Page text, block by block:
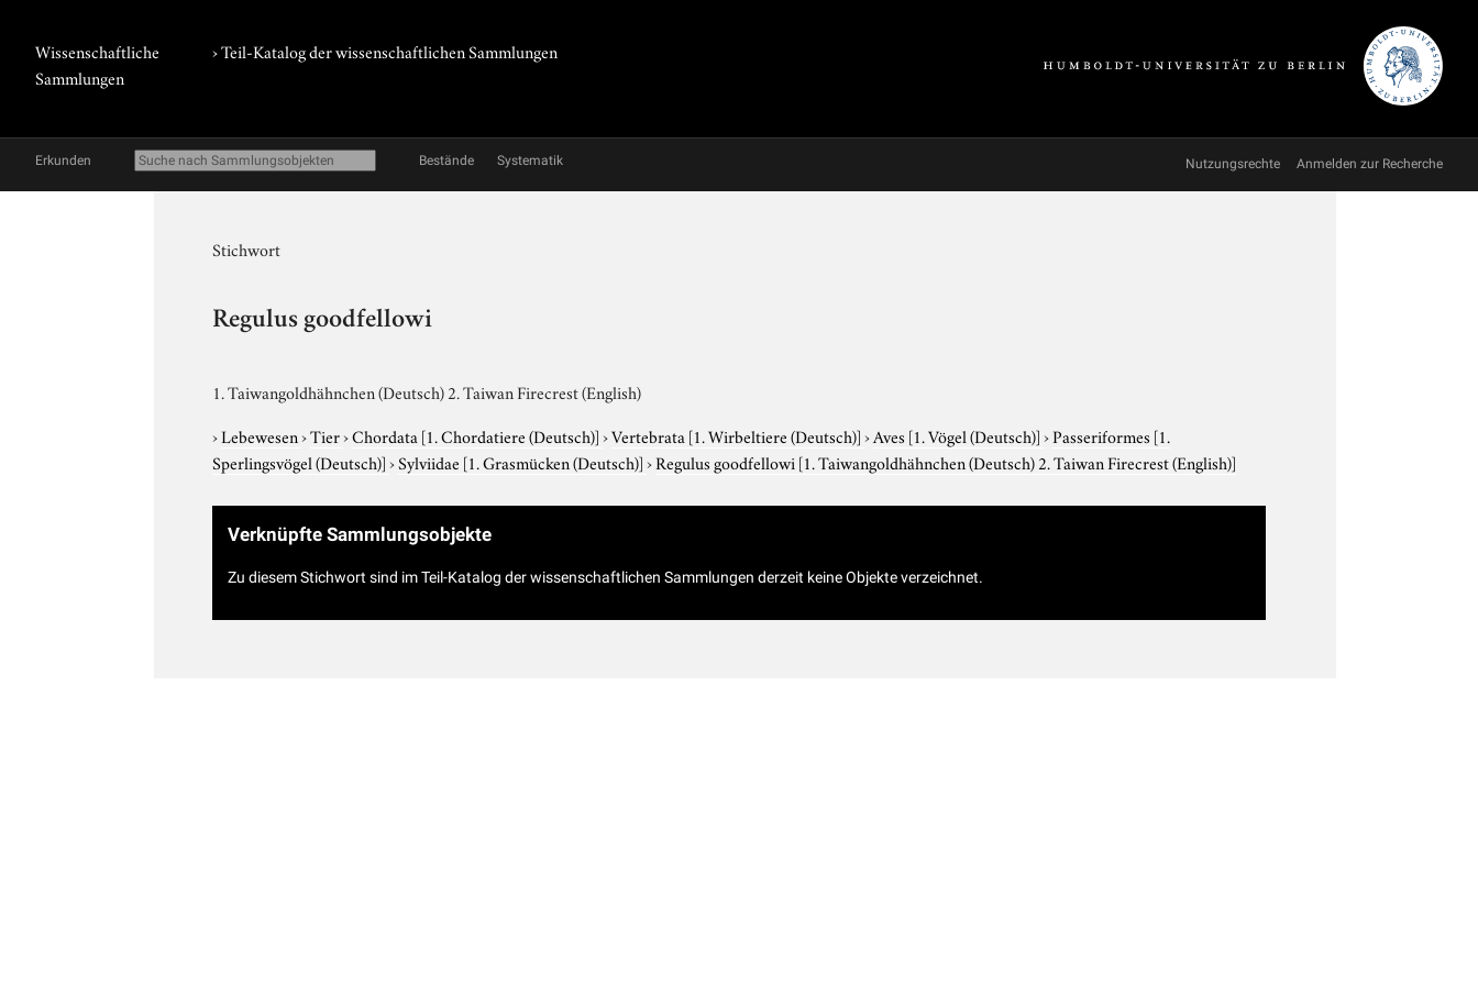
Wissenschaftliche
Sammlungen
› Teil-Katalog der wissenschaftlichen Sammlungen
Erkunden Bestände Systematik Nutzungsrechte Anmelden zur Recherche
Stichwort
Regulus goodfellowi
1. Taiwangoldhähnchen (Deutsch) 2. Taiwan Firecrest (English)
›Lebewesen›Tier›Chordata [1. Chordatiere (Deutsch)]›Vertebrata [1. Wirbeltiere (Deutsch)]›Aves [1. Vögel (Deutsch)]›Passeriformes [1.
Sperlingsvögel (Deutsch)]›Sylviidae [1. Grasmücken (Deutsch)]›Regulus goodfellowi [1. Taiwangoldhähnchen (Deutsch) 2. Taiwan Firecrest (English)]
Verknüpfte Sammlungsobjekte
Zu diesem Stichwort sind im Teil-Katalog der wissenschaftlichen Sammlungen derzeit keine Objekte verzeichnet.